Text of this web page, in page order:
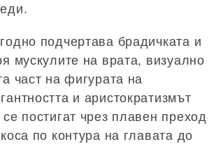
подчертава брадичката и
мускулите на врата, визуално
част на фигурата на
и аристократизмът
постигат чрез плавен преход
по контура на главата до